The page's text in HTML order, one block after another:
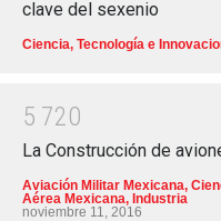
clave del sexenio
Ciencia, Tecnología e
5 720
La Construcción de
Aviación Militar Mexicana,
Aérea Mexicana, Industria
noviembre 11, 2016